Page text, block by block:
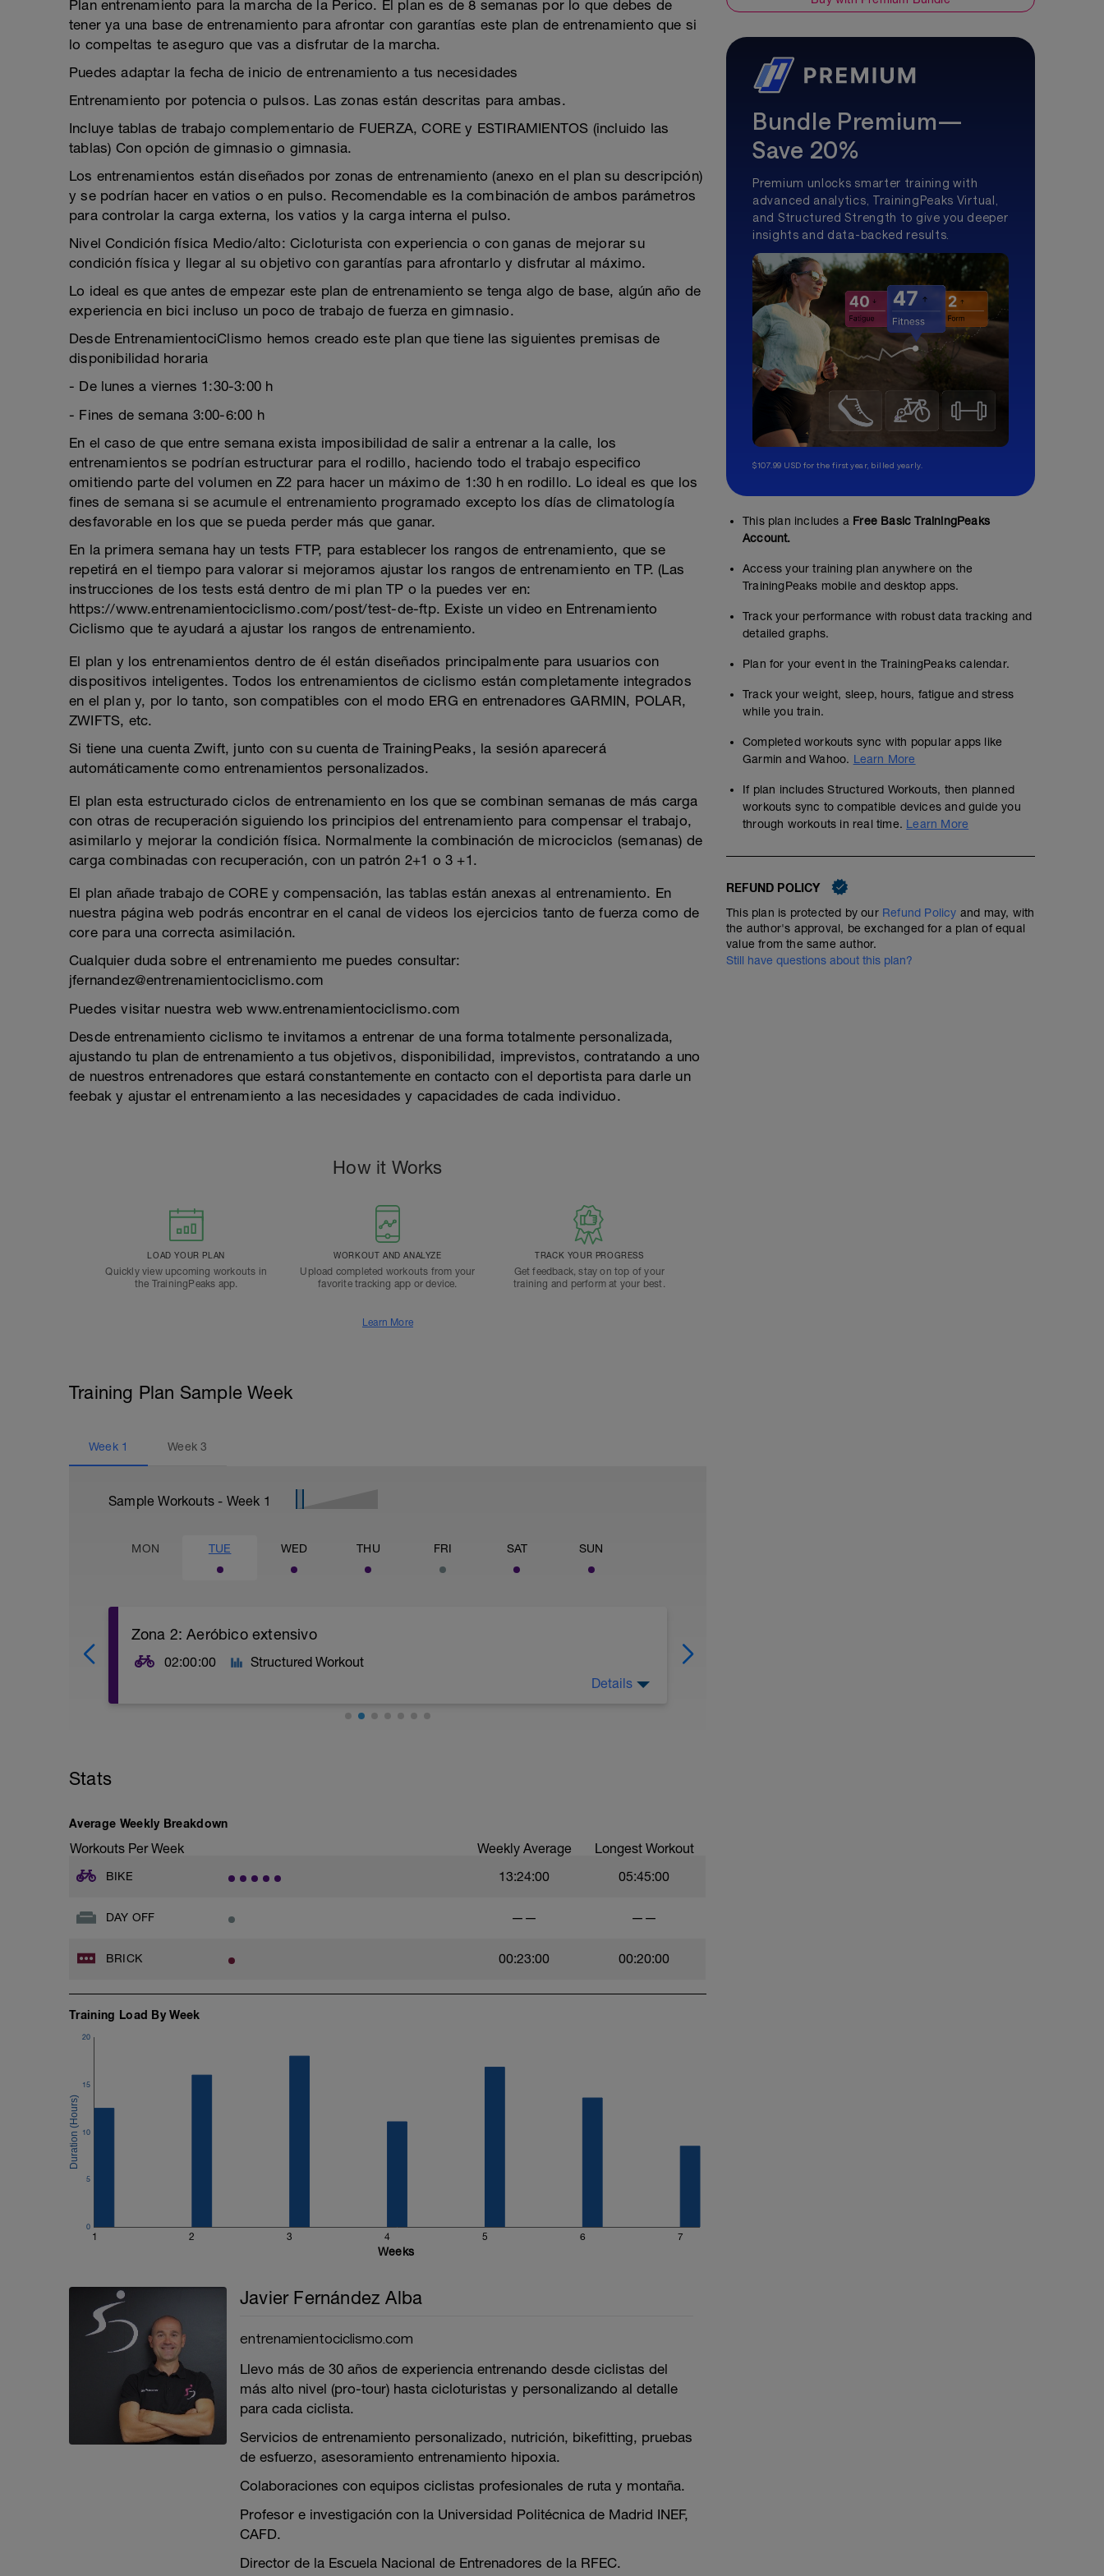
Plan entrenamiento para la marcha de la Perico. El plan es de 8 semanas por lo que debes de
tener ya una base de entrenamiento para afrontar con garantías este plan de entrenamiento que si
lo compeltas te aseguro que vas a disfrutar de la marcha.
Puedes adaptar la fecha de inicio de entrenamiento a tus necesidades
Entrenamiento por potencia o pulsos. Las zonas están descritas para ambas.
Incluye tablas de trabajo complementario de FUERZA, CORE y ESTIRAMIENTOS (incluido las
tablas) Con opción de gimnasio o gimnasia.
Los entrenamientos están diseñados por zonas de entrenamiento (anexo en el plan su descripción)
y se podrían hacer en vatios o en pulso. Recomendable es la combinación de ambos parámetros
para controlar la carga externa, los vatios y la carga interna el pulso.
Nivel Condición física Medio/alto: Cicloturista con experiencia o con ganas de mejorar su
condición física y llegar al su objetivo con garantías para afrontarlo y disfrutar al máximo.
Lo ideal es que antes de empezar este plan de entrenamiento se tenga algo de base, algún año de
experiencia en bici incluso un poco de trabajo de fuerza en gimnasio.
Desde EntrenamientociClismo hemos creado este plan que tiene las siguientes premisas de
disponibilidad horaria
- De lunes a viernes 1:30-3:00 h
- Fines de semana 3:00-6:00 h
En el caso de que entre semana exista imposibilidad de salir a entrenar a la calle, los
entrenamientos se podrían estructurar para el rodillo, haciendo todo el trabajo especifico
omitiendo parte del volumen en Z2 para hacer un máximo de 1:30 h en rodillo. Lo ideal es que los
fines de semana si se acumule el entrenamiento programado excepto los días de climatología
desfavorable en los que se pueda perder más que ganar.
En la primera semana hay un tests FTP, para establecer los rangos de entrenamiento, que se
repetirá en el tiempo para valorar si mejoramos ajustar los rangos de entrenamiento en TP. (Las
instrucciones de los tests está dentro de mi plan TP o la puedes ver en:
https://www.entrenamientociclismo.com/post/test-de-ftp. Existe un video en Entrenamiento
Ciclismo que te ayudará a ajustar los rangos de entrenamiento.
El plan y los entrenamientos dentro de él están diseñados principalmente para usuarios con
dispositivos inteligentes. Todos los entrenamientos de ciclismo están completamente integrados
en el plan y, por lo tanto, son compatibles con el modo ERG en entrenadores GARMIN, POLAR,
ZWIFTS, etc.
Si tiene una cuenta Zwift, junto con su cuenta de TrainingPeaks, la sesión aparecerá
automáticamente como entrenamientos personalizados.
El plan esta estructurado ciclos de entrenamiento en los que se combinan semanas de más carga
con otras de recuperación siguiendo los principios del entrenamiento para compensar el trabajo,
asimilarlo y mejorar la condición física. Normalmente la combinación de microciclos (semanas) de
carga combinadas con recuperación, con un patrón 2+1 o 3 +1.
El plan añade trabajo de CORE y compensación, las tablas están anexas al entrenamiento. En
nuestra página web podrás encontrar en el canal de videos los ejercicios tanto de fuerza como de
core para una correcta asimilación.
Cualquier duda sobre el entrenamiento me puedes consultar:
jfernandez@entrenamientociclismo.com
Puedes visitar nuestra web www.entrenamientociclismo.com
Desde entrenamiento ciclismo te invitamos a entrenar de una forma totalmente personalizada,
ajustando tu plan de entrenamiento a tus objetivos, disponibilidad, imprevistos, contratando a uno
de nuestros entrenadores que estará constantemente en contacto con el deportista para darle un
feebak y ajustar el entrenamiento a las necesidades y capacidades de cada individuo.
How it Works
LOAD YOUR PLAN
Quickly view upcoming workouts in
the TrainingPeaks app.
WORKOUT AND ANALYZE
Upload completed workouts from your
favorite tracking app or device.
TRACK YOUR PROGRESS
Get feedback, stay on top of your
training and perform at your best.
Learn More
Training Plan Sample Week
Week 1 Week3
Sample Workouts - Week 1
MON TUE WED THU FRI SAT SUN
Zona 2: Aeróbico extensivo
02:00:00 Structured Workout
suba. Esto es debido al drift cardiaco y no debe preocuparte.
Details
Stats
Average Weekly Breakdown
Workouts Per Week Weekly Average Longest Workout
BIKE 13:24:00 05:45:00
DAY OFF —— ——
BRICK 00:23:00 00:20:00
Training Load By Week
1 2 3 4 5 6 7
0
5
10
15
20
Weeks
Javier Fernández Alba
entrenamientociclismo.com
Llevo más de 30 años de experiencia entrenando desde ciclistas del
más alto nivel (pro-tour) hasta cicloturistas y personalizando al detalle
para cada ciclista.
Servicios de entrenamiento personalizado, nutrición, bikefitting, pruebas
de esfuerzo, asesoramiento entrenamiento hipoxia.
Colaboraciones con equipos ciclistas profesionales de ruta y montaña.
Profesor e investigación con la Universidad Politécnica de Madrid INEF,
CAFD.
Director de la Escuela Nacional de Entrenadores de la RFEC.
Bundle Premium—
Save 20%
Premium unlocks smarter training with
advanced analytics, TrainingPeaks Virtual,
and Structured Strength to give you deeper
insights and data-backed results.
$107.99 USD for the first year, billed yearly.
This plan includes a Free Basic TrainingPeaks
Account.
Access your training plan anywhere on the
TrainingPeaks mobile and desktop apps.
Track your performance with robust data tracking and
detailed graphs.
Plan for your event in the TrainingPeaks calendar.
Track your weight, sleep, hours, fatigue and stress
while you train.
Completed workouts sync with popular apps like
Garmin and Wahoo. Learn More
If plan includes Structured Workouts, then planned
workouts sync to compatible devices and guide you
through workouts in real time. Learn More
REFUND POLICY
This plan is protected by our Refund Policy and may, with
the author's approval, be exchanged for a plan of equal
value from the same author.
Still have questions about this plan?